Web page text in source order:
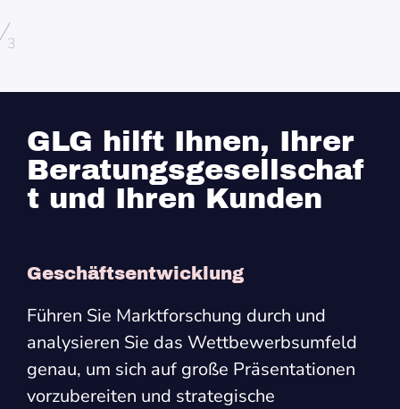
3
GLG hilft Ihnen, Ihrer
Beratungsgesellschaf
t und Ihren Kunden
Geschäftsentwicklung
Führen Sie Marktforschung durch und
analysieren Sie das Wettbewerbsumfeld
genau, um sich auf große Präsentationen
vorzubereiten und strategische